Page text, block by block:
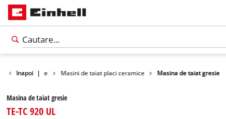
Inapoi |
Unelte Masini de taiat placi ceramice Masina de taiat gresie
Masina de taiat gresie
TE-TC 920 UL